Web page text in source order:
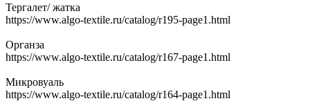
Тергалет/ жатка
https://www.algo-textile.ru/catalog/r195-page1.html
Органза
https://www.algo-textile.ru/catalog/r167-page1.html
Микровуаль
https://www.algo-textile.ru/catalog/r164-page1.html